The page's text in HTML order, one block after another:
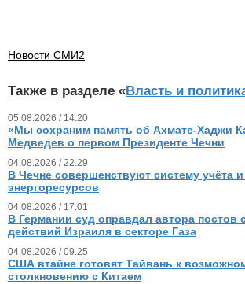
Новости СМИ2
Также в разделе «Власть и
05.08.2026 / 14.20
«Мы сохраним память об Ахмате-Хаджи
Медведев о первом Президенте Чечни
04.08.2026 / 22.29
В Чечне совершенствуют систему учёта
энергоресурсов
04.08.2026 / 17.01
В Германии суд оправдал автора постов
действий Израиля в секторе Газа
04.08.2026 / 09.25
США втайне готовят Тайвань к
столкновению с Китаем